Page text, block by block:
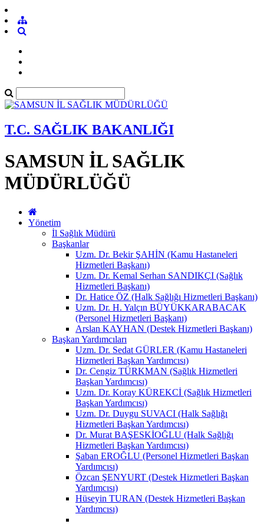
T.C. SAĞLIK BAKANLIĞI
SAMSUN İL SAĞLIK
MÜDÜRLÜĞÜ
Yönetim
İl Sağlık Müdürü
Başkanlar
Uzm. Dr. Bekir ŞAHİN (Kamu Hastaneleri
Hizmetleri Başkanı)
Uzm. Dr. Kemal Serhan SANDIKÇI (Sağlık
Hizmetleri Başkanı)
Dr. Hatice ÖZ (Halk Sağlığı Hizmetleri Başkanı)
Uzm. Dr. H. Yalçın BÜYÜKKARABACAK
(Personel Hizmetleri Başkanı)
Arslan KAYHAN (Destek Hizmetleri Başkanı)
Başkan Yardımcıları
Uzm. Dr. Sedat GÜRLER (Kamu Hastaneleri
Hizmetleri Başkan Yardımcısı)
Dr. Cengiz TÜRKMAN (Sağlık Hizmetleri
Başkan Yardımcısı)
Uzm. Dr. Koray KÜREKCİ (Sağlık Hizmetleri
Başkan Yardımcısı)
Uzm. Dr. Duygu SUVACI (Halk Sağlığı
Hizmetleri Başkan Yardımcısı)
Dr. Murat BAŞESKİOĞLU (Halk Sağlığı
Hizmetleri Başkan Yardımcısı)
Şaban EROĞLU (Personel Hizmetleri Başkan
Yardımcısı)
Özcan ŞENYURT (Destek Hizmetleri Başkan
Yardımcısı)
Hüseyin TURAN (Destek Hizmetleri Başkan
Yardımcısı)